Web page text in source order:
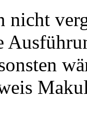
nicht